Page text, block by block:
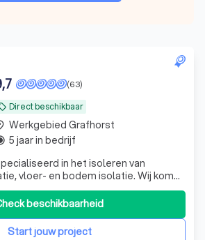
Direct beschikbaar
(63)
in het isoleren van
vloer- en bodem isolatie. Wij komen
langs om uw woning te bekijken. Na
krijgt u van ons een eerlijk advies
offerte met en eerlijke prijs.
Start jouw project
beschikbaarheid
Werkgebied Grafhorst
5 jaar in bedrijf